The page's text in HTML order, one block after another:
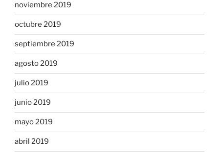
noviembre 2019
octubre 2019
septiembre 2019
agosto 2019
julio 2019
junio 2019
mayo 2019
abril 2019